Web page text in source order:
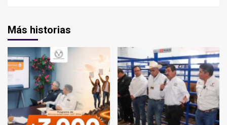
Más historias